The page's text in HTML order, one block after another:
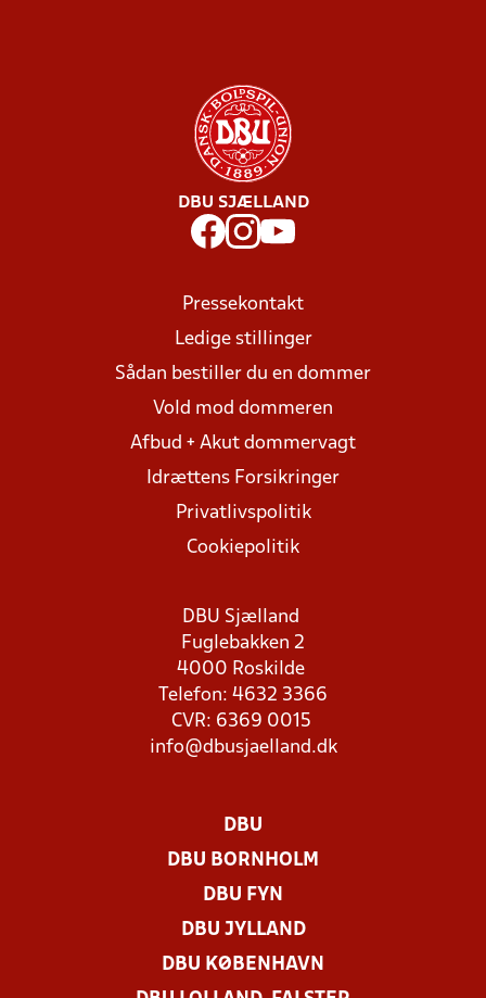
DBU SJÆLLAND
Pressekontakt
Ledige stillinger
Sådan bestiller du en dommer
Vold mod dommeren
Afbud + Akut dommervagt
Idrættens Forsikringer
Privatlivspolitik
Cookiepolitik
DBU Sjælland
Fuglebakken 2
4000 Roskilde
Telefon: 4632 3366
CVR: 6369 0015
info@dbusjaelland.dk
DBU
DBU BORNHOLM
DBU FYN
DBU JYLLAND
DBU KØBENHAVN